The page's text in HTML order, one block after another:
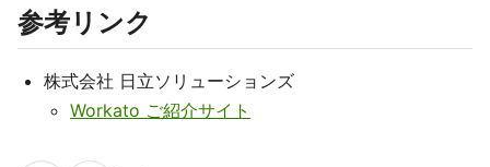
参考リンク
株式会社 日立ソリューションズ
Workato ご紹介サイト